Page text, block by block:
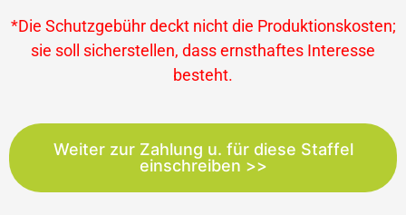
*Die Schutzgebühr deckt nicht die Produktionskosten;
sie soll sicherstellen, dass ernsthaftes Interesse
besteht.
Weiter zur Zahlung u. für diese Staffel
einschreiben >>